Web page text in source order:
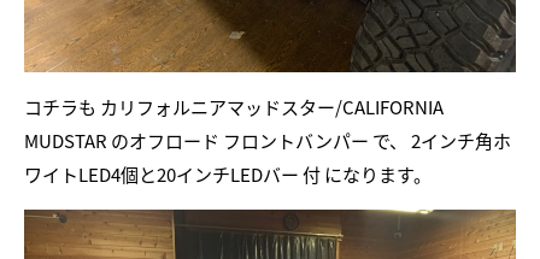
コチラも カリフォルニアマッドスター/CALIFORNIA
MUDSTAR のオフロード フロントバンパー で、 2インチ角ホ
ワイトLED4個と20インチLEDバー 付 になります。